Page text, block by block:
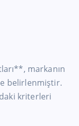
markanın
belirlenmiştir.
kriterleri